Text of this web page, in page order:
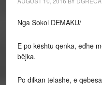
Nga Sokol DEMAKU/
E po kështu qenka, edhe
bëjka.
Po dilkan telashe, e